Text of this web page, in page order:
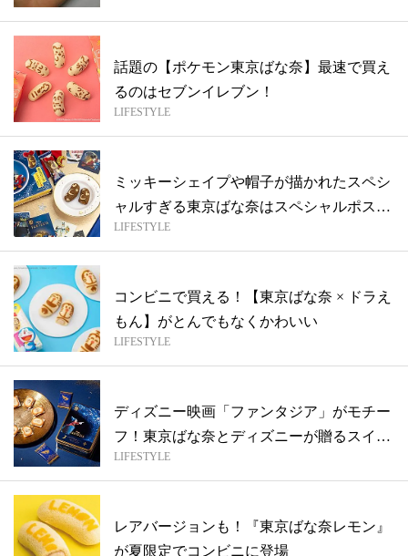
話題の【ポケモン東京ばな奈】最速で買え
るのはセブンイレブン！
LIFESTYLE
ミッキーシェイプや帽子が描かれたスペシ
ャルすぎる東京ばな奈はスペシャルポスト
カー...
LIFESTYLE
コンビニで買える！【東京ばな奈 × ドラえ
もん】がとんでもなくかわいい
LIFESTYLE
ディズニー映画「ファンタジア」がモチー
フ！東京ばな奈とディズニーが贈るスイー
ツは...
LIFESTYLE
レアバージョンも！『東京ばな奈レモン』
が夏限定でコンビニに登場